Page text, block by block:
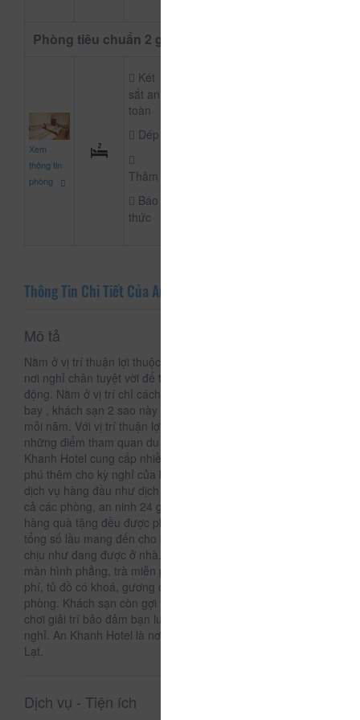
Phòng tiêu chuẩn 2 giường
Xem
thông tin
phòng
Két
sắt an
toàn
Dép
Thảm
Báo
thức
Thông Tin Chi Tiết Của An Khánh
Mô tả
Nằm ở vị trí thuận lợi thuộc Đà Lạt, An Khanh Hotel là một
nơi nghỉ chân tuyệt vời để tiếp tục khám phá thành phố sôi
động. Nằm ở vị trí chỉ cách trung tâm thành phố và cách sân
bay , khách sạn 2 sao này thu hút được rất nhiều du khách
mỗi năm. Với vị trí thuận lợi, khách sạn dễ dàng tiếp cận
những điểm tham quan du lịch nổi tiếng của thành phố. An
Khanh Hotel cung cấp nhiều tiện nghi chất lượng làm phong
phú thêm cho kỳ nghỉ của bạn tại Đà Lạt. Nhiều lựa chọn các
dịch vụ hàng đầu như dịch vụ phòng 24 giờ, miễn phí wifi tất
cả các phòng, an ninh 24 giờ, dịch vụ phòng hàng ngày, cửa
hàng quà tặng đều được phục vụ tại đây. 15 phòng trong
tổng số lầu mang đến cho khách hàng sự ấm cúng và dễ
chịu như đang được ở nhà. Những thiết bị hiện đại như tivi
màn hình phẳng, trà miễn phí, nước uống chào đón miễn
phí, tủ đồ có khoá, gương cũng được trang bị trong một số
phòng. Khách sạn còn gợi ý cho bạn những hoạt động vui
chơi giải trí bảo đảm bạn luôn thấy hứng thú trong suốt kỳ
nghỉ. An Khanh Hotel là nơi dừng chân chất lượng cao tại Đà
Lạt.
Dịch vụ - Tiện ích